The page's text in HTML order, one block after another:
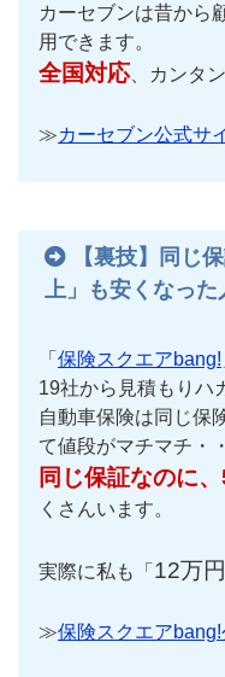
カーセブンは昔から
用できます。
全国対応、カンタン
≫カーセブン公式サ
【裏技】同じ
上」も安くなっ
「 保険スクエアbang!
19社から見積もりハ
自動車保険は同じ保
て値段がマチマチ・
同じ保証なのに
くさんいます。
実際に私も「 12万
≫保険スクエアbang!